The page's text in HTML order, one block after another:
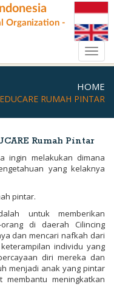
Organization -
HOME
RUMAH PINTAR
Rumah Pintar
ingin melakukan dimana
yang kelaknya
pintar.
untuk memberikan
di daerah Cilincing
dan mencari nafkah dari
individu yang
diri mereka dan
menjadi anak yang pintar
meningkatkan